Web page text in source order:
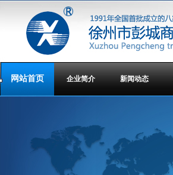
网站首页 企业简介 新闻动态